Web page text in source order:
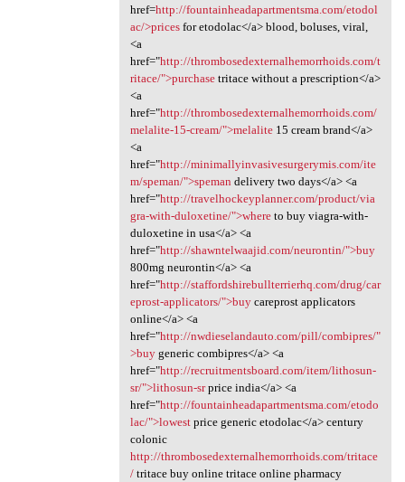
href=http://fountainheadapartmentsma.com/etodol
ac/>pricesfor etodolac</a> blood, boluses, viral,
<a
href="http://thrombosedexternalhemorrhoids.com/t
ritace/">purchasetritace without a prescription</a>
<a
href="http://thrombosedexternalhemorrhoids.com/
melalite-15-cream/">melalite15 cream brand</a>
<a
href="http://minimallyinvasivesurgerymis.com/ite
m/speman/">speman delivery two days</a> <a
href="http://travelhockeyplanner.com/product/via
gra-with-duloxetine/">whereto buy viagra-with-
duloxetine in usa</a> <a
href="http://shawntelwaajid.com/neurontin/">buy
800mg neurontin</a> <a
href="http://staffordshirebullterrierhq.com/drug/car
eprost-applicators/">buycareprost applicators
online</a> <a
href="http://nwdieselandauto.com/pill/combipres/"
>buygeneric combipres</a> <a
href="http://recruitmentsboard.com/item/lithosun-
sr/">lithosun-srprice india</a> <a
href="http://fountainheadapartmentsma.com/etodo
lac/">lowestprice generic etodolac</a> century
colonic
http://thrombosedexternalhemorrhoids.com/tritace
/tritace buy online tritace online pharmacy